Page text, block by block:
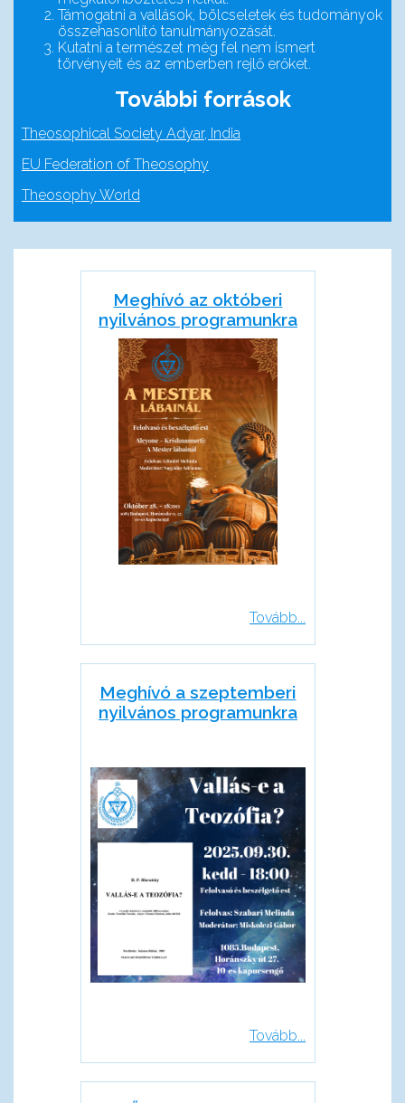
Támogatni a vallások, bölcseletek és tudományok
összehasonlító tanulmányozását.
Kutatni a természet még fel nem ismert
törvényeit és az emberben rejlő erőket.
További források
Theosophical Society Adyar, India
EU Federation of Theosophy
Theosophy World
Meghívó az októberi
nyilvános programunkra
Tovább...
Meghívó a szeptemberi
nyilvános programunkra
Tovább...